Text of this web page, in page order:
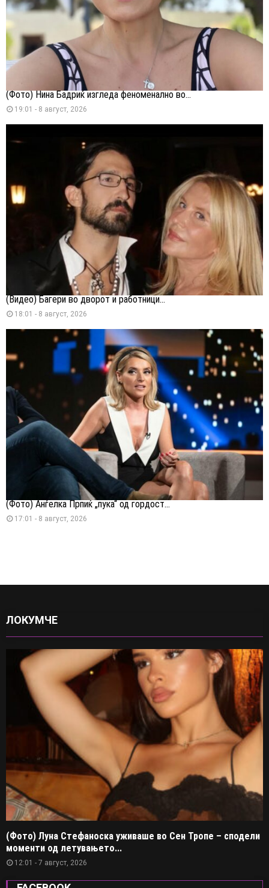
(Фото) Нина Бадриќ изгледа феноменално во...
19:01 - 8 август, 2026
(Видео) Багери во дворот и работници...
18:01 - 8 август, 2026
(Фото) Анѓелка Прпиќ „пука“ од гордост...
17:01 - 8 август, 2026
ЛОКУМЧЕ
(Фото) Луна Стефаноска уживаше во Сен Тропе – сподели
моменти од летувањето...
12:01 - 7 август, 2026